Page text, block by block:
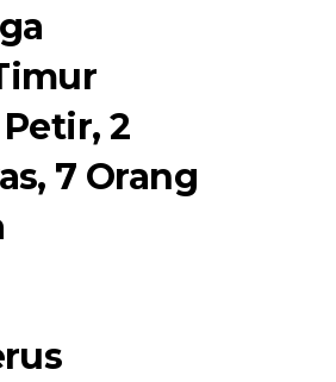
2
7 Orang